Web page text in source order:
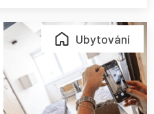
Ubytování